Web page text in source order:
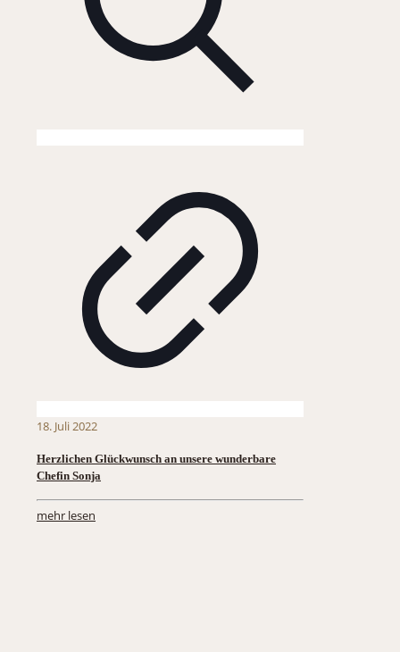
18. Juli 2022
Herzlichen Glückwunsch an unsere wunderbare
Chefin Sonja
mehr lesen